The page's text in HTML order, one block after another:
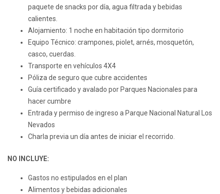
paquete de snacks por día, agua filtrada y bebidas
calientes.
Alojamiento: 1 noche en habitación tipo dormitorio
Equipo Técnico: crampones, piolet, arnés, mosquetón,
casco, cuerdas.
Transporte en vehículos 4X4
Póliza de seguro que cubre accidentes
Guía certificado y avalado por Parques Nacionales para
hacer cumbre
Entrada y permiso de ingreso a Parque Nacional Natural Los
Nevados
Charla previa un día antes de iniciar el recorrido.
NO INCLUYE:
Gastos no estipulados en el plan
Alimentos y bebidas adicionales